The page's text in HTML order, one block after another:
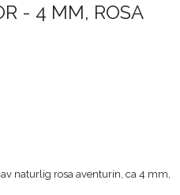
- 4 MM, ROSA
naturlig rosa aventurin, ca 4 mm,